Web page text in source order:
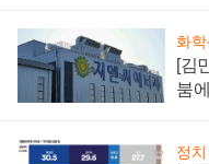
화학
[김
붐
정치